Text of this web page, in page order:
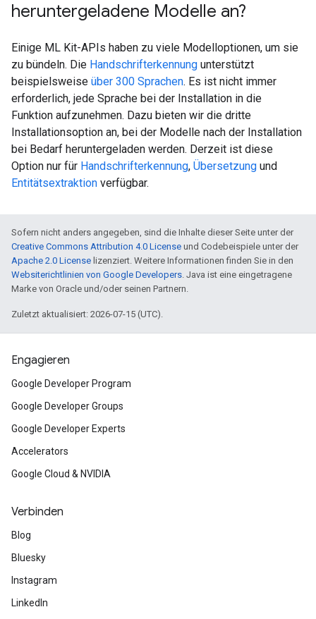
heruntergeladene Modelle an?
Einige ML Kit-APIs haben zu viele Modelloptionen, um sie
zu bündeln. Die Handschrifterkennung unterstützt
beispielsweise über 300 Sprachen. Es ist nicht immer
erforderlich, jede Sprache bei der Installation in die
Funktion aufzunehmen. Dazu bieten wir die dritte
Installationsoption an, bei der Modelle nach der Installation
bei Bedarf heruntergeladen werden. Derzeit ist diese
Option nur für Handschrifterkennung, Übersetzung und
Entitätsextraktion verfügbar.
Sofern nicht anders angegeben, sind die Inhalte dieser Seite unter der
Creative Commons Attribution 4.0 License und Codebeispiele unter der
Apache 2.0 License lizenziert. Weitere Informationen finden Sie in den
Websiterichtlinien von Google Developers. Java ist eine eingetragene
Marke von Oracle und/oder seinen Partnern.
Zuletzt aktualisiert: 2026-07-15 (UTC).
Engagieren
Google Developer Program
Google Developer Groups
Google Developer Experts
Accelerators
Google Cloud & NVIDIA
Verbinden
Blog
Bluesky
Instagram
LinkedIn